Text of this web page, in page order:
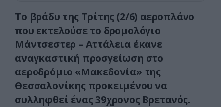
Το βράδυ της Τρίτης (2/6) αεροπλάνο
που εκτελούσε το δρομολόγιο
Μάντσεστερ – Αττάλεια έκανε
αναγκαστική προσγείωση στο
αεροδρόμιο «Μακεδονία» της
Θεσσαλονίκης προκειμένου να
συλληφθεί ένας 39χρονος Βρετανός.